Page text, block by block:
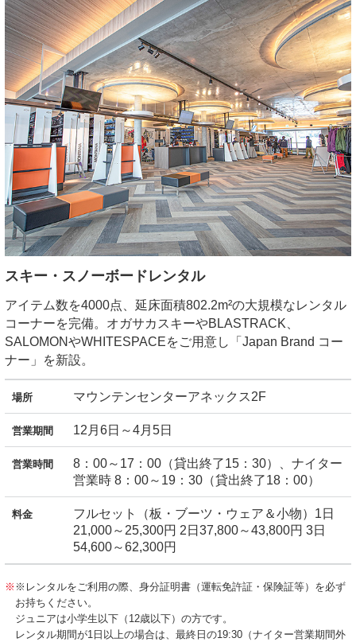
ロッヂ コロポックル
ペンションクラス（宿未指定）
スキー・スノーボードレンタル
アイテム数を4000点、延床面積802.2m²の大規模なレンタル
コーナーを完備。オガサカスキーやBLASTRACK、
SALOMONやWHITESPACEをご用意し「Japan Brand コー
ナー」を新設。
場所 マウンテンセンターアネックス2F
営業期間 12月6日～4月5日
営業時間
8：00～17：00（貸出終了15：30）、ナイター
営業時 8：00～19：30（貸出終了18：00）
料金
フルセット（板・ブーツ・ウェア＆小物）1日
21,000～25,300円 2日37,800～43,800円 3日
54,600～62,300円
※レンタルをご利用の際、身分証明書（運転免許証・保険証等）を必ず
お持ちください。
ジュニアは小学生以下（12歳以下）の方です。
レンタル期間が1日以上の場合は、最終日の19:30（ナイター営業期間外